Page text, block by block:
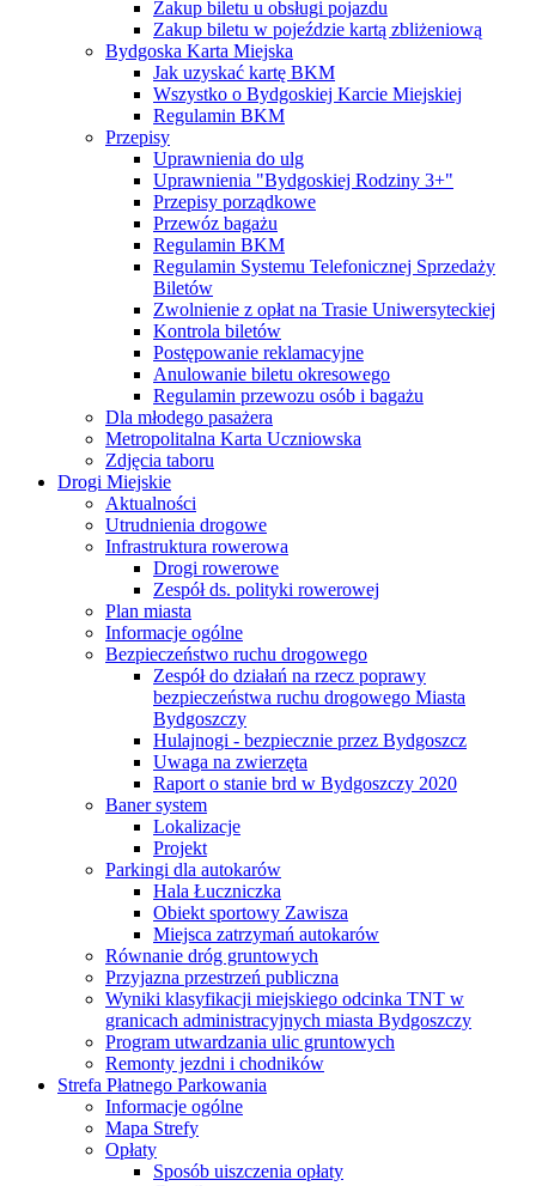
Zakup biletu u obsługi pojazdu
Zakup biletu w pojeździe kartą zbliżeniową
Bydgoska Karta Miejska
Jak uzyskać kartę BKM
Wszystko o Bydgoskiej Karcie Miejskiej
Regulamin BKM
Przepisy
Uprawnienia do ulg
Uprawnienia "Bydgoskiej Rodziny 3+"
Przepisy porządkowe
Przewóz bagażu
Regulamin BKM
Regulamin Systemu Telefonicznej Sprzedaży
Biletów
Zwolnienie z opłat na Trasie Uniwersyteckiej
Kontrola biletów
Postępowanie reklamacyjne
Anulowanie biletu okresowego
Regulamin przewozu osób i bagażu
Dla młodego pasażera
Metropolitalna Karta Uczniowska
Zdjęcia taboru
Drogi Miejskie
Aktualności
Utrudnienia drogowe
Infrastruktura rowerowa
Drogi rowerowe
Zespół ds. polityki rowerowej
Plan miasta
Informacje ogólne
Bezpieczeństwo ruchu drogowego
Zespół do działań na rzecz poprawy
bezpieczeństwa ruchu drogowego Miasta
Bydgoszczy
Hulajnogi - bezpiecznie przez Bydgoszcz
Uwaga na zwierzęta
Raport o stanie brd w Bydgoszczy 2020
Baner system
Lokalizacje
Projekt
Parkingi dla autokarów
Hala Łuczniczka
Obiekt sportowy Zawisza
Miejsca zatrzymań autokarów
Równanie dróg gruntowych
Przyjazna przestrzeń publiczna
Wyniki klasyfikacji miejskiego odcinka TNT w
granicach administracyjnych miasta Bydgoszczy
Program utwardzania ulic gruntowych
Remonty jezdni i chodników
Strefa Płatnego Parkowania
Informacje ogólne
Mapa Strefy
Opłaty
Sposób uiszczenia opłaty